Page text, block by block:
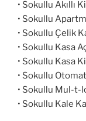
• Sokullu Akıllı
• Sokullu
• Sokullu Çelik
• Sokullu Kasa
• Sokullu Kasa
• Sokullu
• Sokullu Mul-t-
• Sokullu Kale